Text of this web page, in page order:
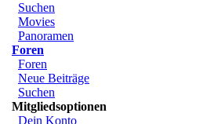
Suchen
Movies
Panoramen
Foren
Foren
Neue Beiträge
Suchen
Mitgliedsoptionen
Dein Konto